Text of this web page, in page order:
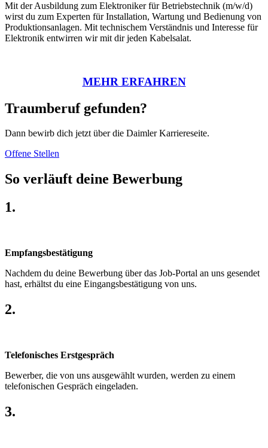
Mit der Ausbildung zum Elektroniker für Betriebstechnik (m/w/d)
wirst du zum Experten für Installation, Wartung und Bedienung von
Produktionsanlagen. Mit technischem Verständnis und Interesse für
Elektronik entwirren wir mit dir jeden Kabelsalat.
MEHR ERFAHREN
Traumberuf gefunden?
Dann bewirb dich jetzt über die Daimler Karriereseite.
Offene Stellen
So verläuft deine Bewerbung
1.
Empfangsbestätigung
Nachdem du deine Bewerbung über das Job-Portal an uns gesendet
hast, erhältst du eine Eingangsbestätigung von uns.
2.
Telefonisches Erstgespräch
Bewerber, die von uns ausgewählt wurden, werden zu einem
telefonischen Gespräch eingeladen.
3.